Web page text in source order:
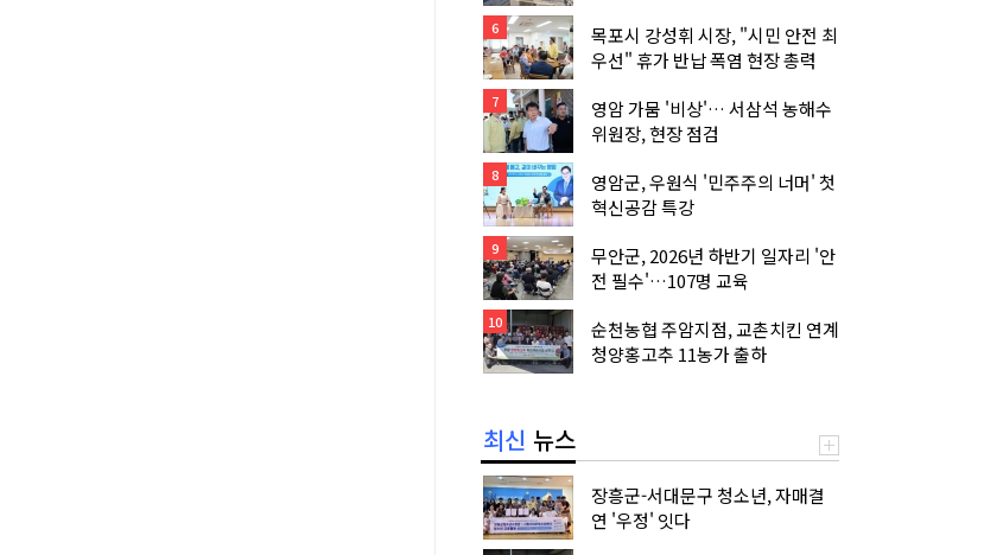
6
목포시 강성휘 시장, "시민 안전 최
우선" 휴가 반납 폭염 현장 총력
7
영암 가뭄 '비상'… 서삼석 농해수
위원장, 현장 점검
8
영암군, 우원식 '민주주의 너머' 첫
혁신공감 특강
9
무안군, 2026년 하반기 일자리 '안
전 필수'…107명 교육
10
순천농협 주암지점, 교촌치킨 연계
청양홍고추 11농가 출하
최신 뉴스
장흥군-서대문구 청소년, 자매결
연 '우정' 잇다